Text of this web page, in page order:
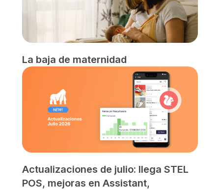
La baja de maternidad
Actualizaciones de julio: llega STEL
POS, mejoras en Assistant,